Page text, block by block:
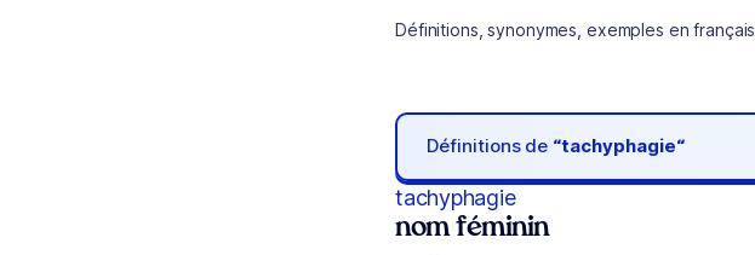
Définitions, synonymes, exemples en français
Définitions de “tachyphagie“
tachyphagie
nom féminin